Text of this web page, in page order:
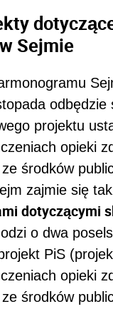
Sejmie
odbędzie
projektu
opieki
środków
zajmie się
dotyczącymi
o dwa
PiS
opieki
środków